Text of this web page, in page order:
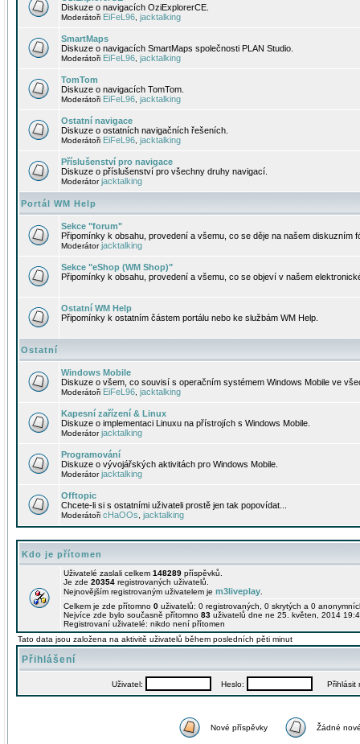
Diskuze o navigacích OziExplorerCE.
Moderátoři EiFeL96 jacktalking
SmartMaps
Diskuze o navigacích SmartMaps společnosti PLAN Studio.
Moderátoři EiFeL96 jacktalking
TomTom
Diskuze o navigacích TomTom.
Moderátoři EiFeL96 jacktalking
Ostatní navigace
Diskuze o ostatních navigačních řešeních.
Moderátoři EiFeL96 jacktalking
Příslušenství pro navigace
Diskuze o příslušenství pro všechny druhy navigací.
Moderátorjacktalking
Portál WM Help
Sekce "forum"
Připomínky k obsahu, provedení a všemu, co se děje na našem diskuzním
Moderátorjacktalking
Sekce "eShop (WM Shop)"
Připomínky k obsahu, provedení a všemu, co se objeví v našem
Ostatní WM Help
Připomínky k ostatním částem portálu nebo ke službám WM Help.
Ostatní
Windows Mobile
Diskuze o všem, co souvisí s operačním systémem Windows Mobile ve
Moderátoři EiFeL96 jacktalking
Kapesní zařízení & Linux
Diskuze o implementaci Linuxu na přístrojích s Windows Mobile.
Moderátorjacktalking
Programování
Diskuze o vývojářských aktivitách pro Windows Mobile.
Moderátorjacktalking
Offtopic
Chcete-li si s ostatními uživateli prostě jen tak popovídat...
Moderátoři cHaOOs jacktalking
Kdo je přítomen
Uživatelé zaslali celkem 148289 příspěvků.
Je zde 20354 registrovaných uživatelů.
Nejnovějším registrovaným uživatelem je m3liveplay
Celkem je zde přítomno 0 uživatelů: 0 registrovaných, 0 skrytých a 0
Nejvíce zde bylo současně přítomno 83 uživatelů dne ne 25. květen, 2014
Registrovaní uživatelé: nikdo není přítomen
Tato data jsou založena na aktivitě uživatelů během posledních pěti minut
Přihlášení
Uživatel: Heslo: Přihlásit
Nové příspěvky Žádné